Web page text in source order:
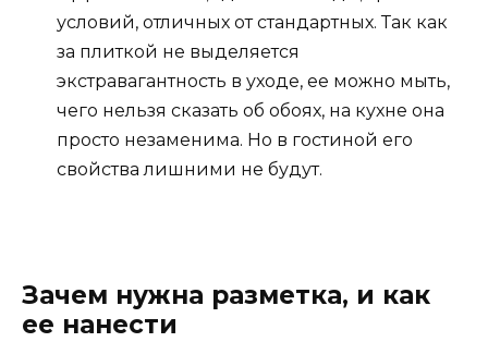
условий, отличных от стандартных. Так как
за плиткой не выделяется
экстравагантность в уходе, ее можно мыть,
чего нельзя сказать об обоях, на кухне она
просто незаменима. Но в гостиной его
свойства лишними не будут.
Зачем нужна разметка, и как
ее нанести